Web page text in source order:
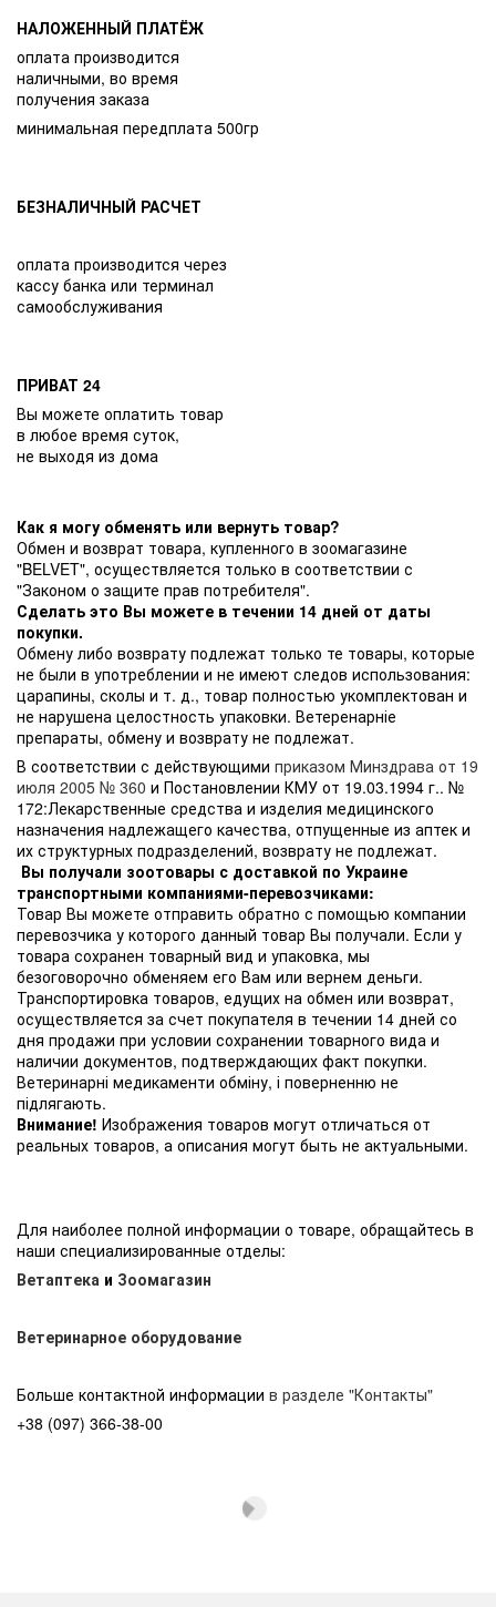
НАЛОЖЕННЫЙ ПЛАТЁЖ
оплата производится
наличными, во время
получения заказа
минимальная передплата 500гр
БЕЗНАЛИЧНЫЙ РАСЧЕТ
оплата производится через
кассу банка или терминал
самообслуживания
ПРИВАТ 24
Вы можете оплатить товар
в любое время суток,
не выходя из дома
Как я могу обменять или вернуть товар?
Обмен и возврат товара, купленного в зоомагазине
"BELVET", осуществляется только в соответствии с
"Законом о защите прав потребителя".
Сделать это Вы можете в течении 14 дней от даты
покупки.
Обмену либо возврату подлежат только те товары, которые
не были в употреблении и не имеют следов использования:
царапины, сколы и т. д., товар полностью укомплектован и
не нарушена целостность упаковки. Ветеренарніе
препараты, обмену и возврату не подлежат.
В соответствии с действующими приказом Минздрава от 19
июля 2005 № 360 и Постановлении КМУ от 19.03.1994 г.. №
172:Лекарственные средства и изделия медицинского
назначения надлежащего качества, отпущенные из аптек и
их структурных подразделений, возврату не подлежат.
Вы получали зоотовары с доставкой по Украине
транспортными компаниями-перевозчиками:
Товар Вы можете отправить обратно с помощью компании
перевозчика у которого данный товар Вы получали. Если у
товара сохранен товарный вид и упаковка, мы
безоговорочно обменяем его Вам или вернем деньги.
Транспортировка товаров, едущих на обмен или возврат,
осуществляется за счет покупателя в течении 14 дней со
дня продажи при условии сохранении товарного вида и
наличии документов, подтверждающих факт покупки.
Ветеринарні медикаменти обміну, і поверненню не
підлягають.
Внимание! Изображения товаров могут отличаться от
реальных товаров, а описания могут быть не актуальными.
Для наиболее полной информации о товаре, обращайтесь в
наши специализированные отделы:
Ветаптека и Зоомагазин
Ветеринарное оборудование
Больше контактной информации в разделе "Контакты"
+38 (097) 366-38-00